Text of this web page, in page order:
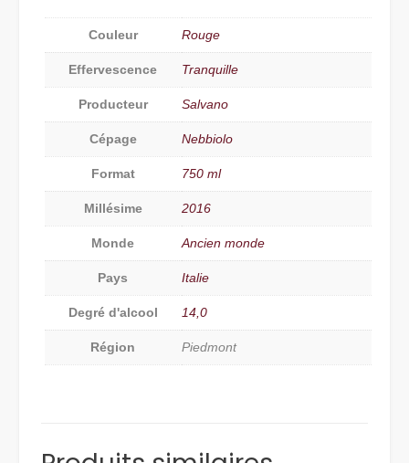
Couleur Rouge
Effervescence Tranquille
Producteur Salvano
Cépage Nebbiolo
Format 750 ml
Millésime 2016
Monde Ancien monde
Pays Italie
Degré d'alcool 14,0
Région Piedmont